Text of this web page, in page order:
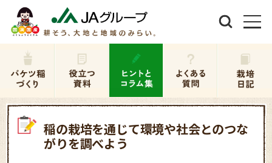
稲の栽培を通じて環境や社会とのつな
がりを調べよう